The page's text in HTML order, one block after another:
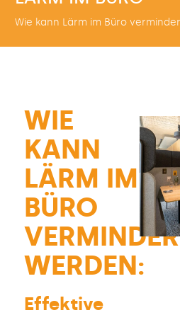
Wie kann Lärm im Büro
WIE
KANN
LÄRM IM
BÜRO
WERDEN:
Effektive